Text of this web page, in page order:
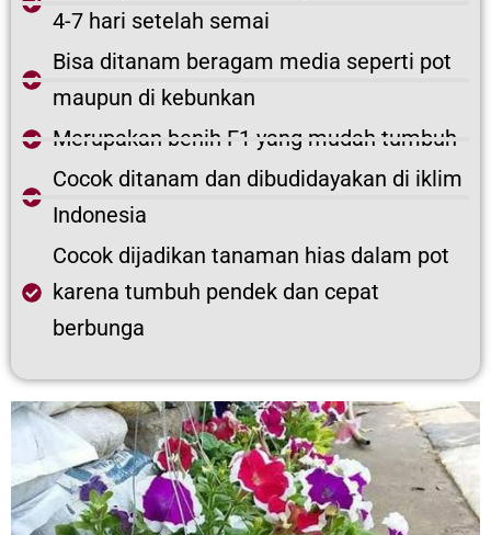
4-7 hari setelah semai
Bisa ditanam beragam media seperti pot
maupun di kebunkan
Merupakan benih F1 yang mudah tumbuh
Cocok ditanam dan dibudidayakan di iklim
Indonesia
Cocok dijadikan tanaman hias dalam pot
karena tumbuh pendek dan cepat
berbunga